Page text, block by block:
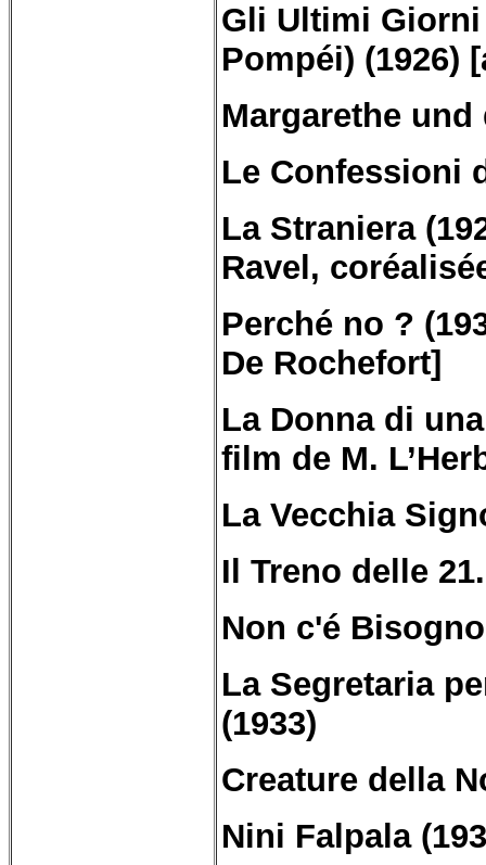
Gli Ultimi
Pompéi) (1926)
Margarethe und
Le Confessioni
La Straniera
Ravel,
Perché no ?
De Rochefort]
La Donna di
film de M.
La Vecchia
Il Treno delle
Non c'é
La Segretaria
(1933)
Creature della
Nini Falpala